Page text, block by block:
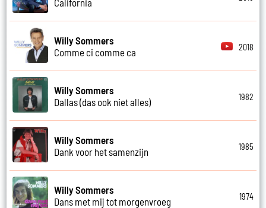
Willy Sommers
Comme ci comme ca
2018
Willy Sommers
Dallas (das ook niet alles)
1982
Willy Sommers
Dank voor het samenzijn
1985
Willy Sommers
Dans met mij tot morgenvroeg
1974